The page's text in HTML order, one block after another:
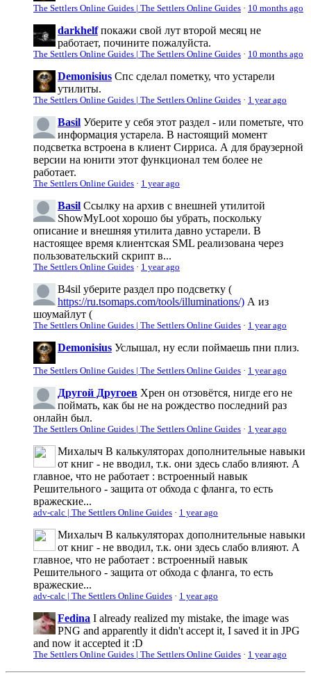
The Settlers Online Guides | The Settlers Online Guides · 10 months ago
darkhelf покажи свой лут второй месяц не
работает, почините пожалуйста.
The Settlers Online Guides | The Settlers Online Guides · 10 months ago
Demonisius Спс сделал пометку, что устарели
утилиты.
The Settlers Online Guides | The Settlers Online Guides · 1 year ago
Basil Уберите у себя этот раздел - или пометьте, что
информация устарела. В настоящий момент
подсветка встроена в клиент Сирриса. А для браузерной
версии на юнити этот функционал тем более не
работает.
The Settlers Online Guides · 1 year ago
Basil Ссылку на архив с внешней утилитой
ShowMyLoot хорошо бы убрать, поскольку
описание и внешняя утилита давно устарели. В
настоящее время клиентская SML реализована через
пользовательский скрипт в...
The Settlers Online Guides · 1 year ago
B4sil уберите раздел про подсветку (
https://ru.tsomaps.com/tools/illuminations/) А из
шоумайлут (
The Settlers Online Guides | The Settlers Online Guides · 1 year ago
Demonisius Услышал, ну если поймаешь пни плиз.
The Settlers Online Guides | The Settlers Online Guides · 1 year ago
Другой Другоев Хрен он отзовётся, нигде его не
поймать, как бы не на рождество последний раз
онлайн был.
The Settlers Online Guides | The Settlers Online Guides · 1 year ago
Михалыч В калькуляторах дополнительные навыки
от книг - не вводил, т.к. они здесь слабо влияют. А
главное, что не работает : встроенный навык
Решительного - защита от обхода с фланга, то есть
вражеские...
adv-calc | The Settlers Online Guides · 1 year ago
Михалыч В калькуляторах дополнительные навыки
от книг - не вводил, т.к. они здесь слабо влияют. А
главное, что не работает : встроенный навык
Решительного - защита от обхода с фланга, то есть
вражеские...
adv-calc | The Settlers Online Guides · 1 year ago
Fedina I already realized my mistake, the image was
PNG and apparently it didn't accept it, I saved it in JPG
and now it accepted it :D
The Settlers Online Guides | The Settlers Online Guides · 1 year ago